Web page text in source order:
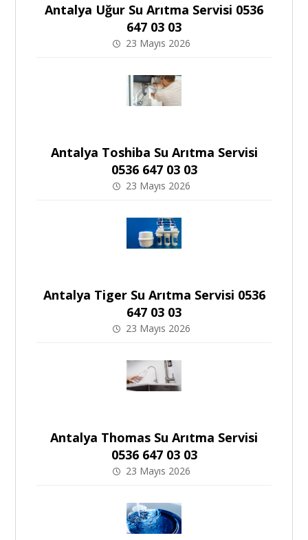
Antalya Uğur Su Arıtma Servisi 0536
647 03 03
23 Mayıs 2026
Antalya Toshiba Su Arıtma Servisi
0536 647 03 03
23 Mayıs 2026
Antalya Tiger Su Arıtma Servisi 0536
647 03 03
23 Mayıs 2026
Antalya Thomas Su Arıtma Servisi
0536 647 03 03
23 Mayıs 2026